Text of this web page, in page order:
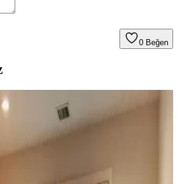
0 Beğen
Trendleri: Konfor ve
Dengeyi Anlamak
ince ve sentetik trendler konfordan
yün gibi doğal malzemeler dayanıklılık ve
deneyimleri ve alternatif çözümler bu